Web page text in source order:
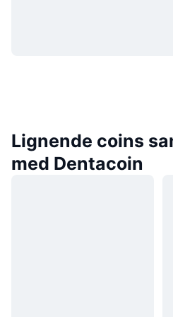
Lignende coins
med Dentacoin